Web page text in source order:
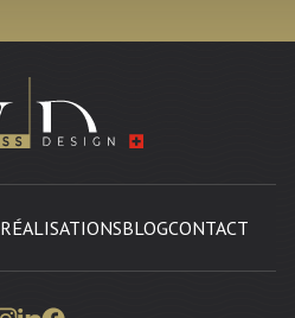
RÉALISATIONSBLOGCONTACT